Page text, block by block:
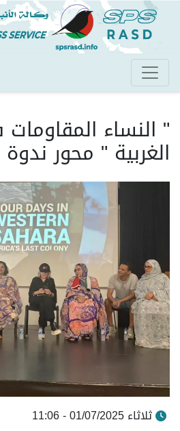
تجاوز
إلى
" النساء
الغربية " محور
ثلاثاء 01/07/2025 - 11:06